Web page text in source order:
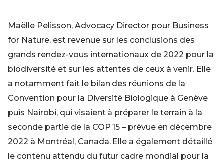
Maëlle Pelisson, Advocacy Director pour Business
for Nature, est revenue sur les conclusions des
grands rendez-vous internationaux de 2022 pour la
biodiversité et sur les attentes de ceux à venir. Elle
a notamment fait le bilan des réunions de la
Convention pour la Diversité Biologique à Genève
puis Nairobi, qui visaient à préparer le terrain à la
seconde partie de la COP 15 – prévue en décembre
2022 à Montréal, Canada. Elle a également détaillé
le contenu attendu du futur cadre mondial pour la